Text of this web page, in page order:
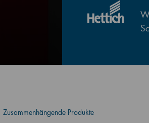
Zusammenhängende Produkte